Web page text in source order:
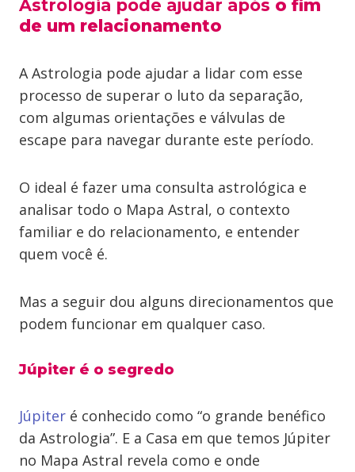
Astrologia pode ajudar após o fim
de um relacionamento
A Astrologia pode ajudar a lidar com esse
processo de superar o luto da separação,
com algumas orientações e válvulas de
escape para navegar durante este período.
O ideal é fazer uma consulta astrológica e
analisar todo o Mapa Astral, o contexto
familiar e do relacionamento, e entender
quem você é.
Mas a seguir dou alguns direcionamentos que
podem funcionar em qualquer caso.
Júpiter é o segredo
Júpiter é conhecido como “o grande benéfico
da Astrologia”. E a Casa em que temos Júpiter
no Mapa Astral revela como e onde